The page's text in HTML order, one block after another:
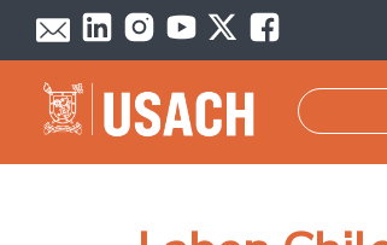
Pasar al contenido principal